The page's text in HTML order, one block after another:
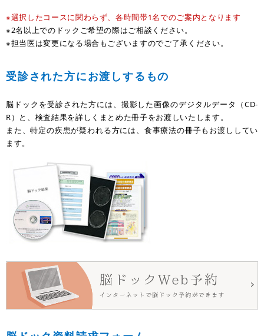
※選択したコースに関わらず、各時間帯1名でのご案内となります
※2名以上でのドックご希望の際はご相談ください。
※担当医は変更になる場合もございますのでご了承ください。
受診された方にお渡しするもの
脳ドックを受診された方には、撮影した画像のデジタルデータ（CD-
R）と、検査結果を詳しくまとめた冊子をお渡しいたします。
また、特定の疾患が疑われる方には、食事療法の冊子もお渡ししてい
ます。